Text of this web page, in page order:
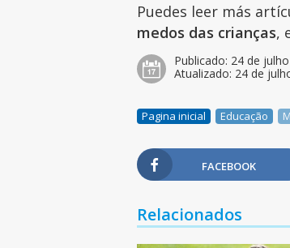
Puedes leer más
medos das crianças,
Publicado: 24 de
Atualizado: 24 de
Pagina inicial Educação
FACEBOOK
Relacionados